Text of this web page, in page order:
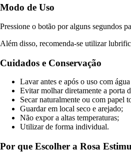
Modo de Uso
Pressione o botão por alguns segundos
Além disso, recomenda-se utilizar
Cuidados e Conservação
Lavar antes e após o uso com
Evitar molhar diretamente a porta
Secar naturalmente ou com papel
Guardar em local seco e arejado;
Não expor a altas temperaturas;
Utilizar de forma individual.
Por que Escolher a Rosa